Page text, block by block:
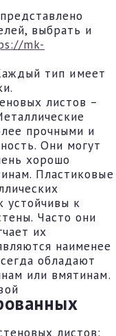
выбрать и
mk-
тип имеет
листов –
прочными и
Они могут
хорошо
Пластиковые
устойчивы к
Часто они
их
наименее
обладают
или вмятинам.
листов: